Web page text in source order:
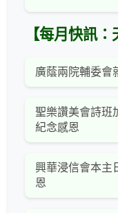
【每月快訊：
廣蔭兩院輔委會
聖樂讚美會詩班
紀念感恩
興華浸信會本主
恩